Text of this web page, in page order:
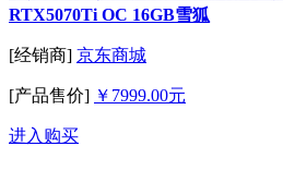
RTX5070Ti OC 16GB雪狐
[经销商] 京东商城
[产品售价] ￥7999.00元
进入购买